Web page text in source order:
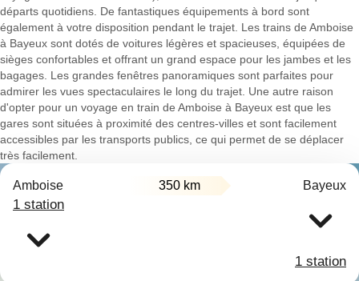
départs quotidiens. De fantastiques équipements à bord sont
également à votre disposition pendant le trajet. Les trains de Amboise
à Bayeux sont dotés de voitures légères et spacieuses, équipées de
sièges confortables et offrant un grand espace pour les jambes et les
bagages. Les grandes fenêtres panoramiques sont parfaites pour
admirer les vues spectaculaires le long du trajet. Une autre raison
d'opter pour un voyage en train de Amboise à Bayeux est que les
gares sont situées à proximité des centres-villes et sont facilement
accessibles par les transports publics, ce qui permet de se déplacer
très facilement.
Amboise 350 km Bayeux
1 station
1 station